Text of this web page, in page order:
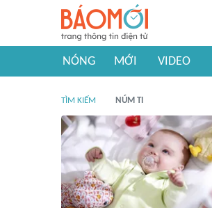
NÓNG MỚI VIDEO
TÌM KIẾM NÚM TI